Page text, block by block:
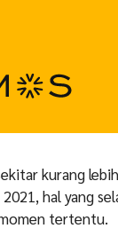
kurang
hal yang
tertentu.